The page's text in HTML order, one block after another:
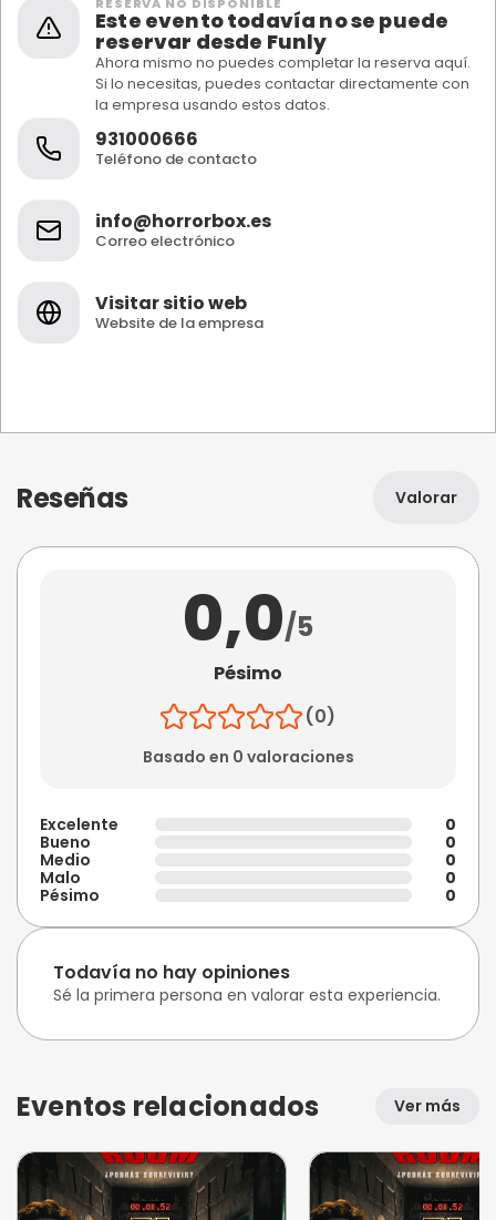
Este evento todavía no se puede
reservar desde Funly
Ahora mismo no puedes completar la reserva aquí.
Si lo necesitas, puedes contactar directamente con
la empresa usando estos datos.
931000666
Teléfono de contacto
info@horrorbox.es
Correo electrónico
Visitar sitio web
Website de la empresa
Reseñas Valorar
0,0/5
Pésimo
(0)
Basado en 0 valoraciones
Excelente
0
Bueno
0
Medio
0
Malo
0
Pésimo
0
Todavía no hay opiniones
Sé la primera persona en valorar esta experiencia.
Eventos relacionados Ver más